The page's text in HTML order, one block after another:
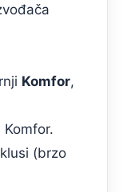
Komfor,
(brzo